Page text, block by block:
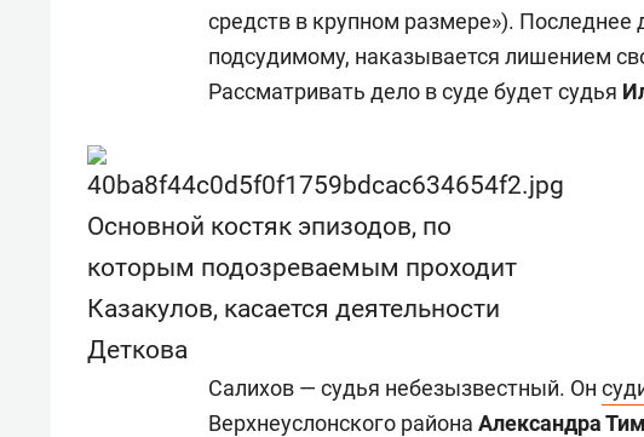
средств в крупном размере»).
подсудимому, наказывается лишением
Рассматривать дело в суде будет судья
Основной костяк эпизодов, по
которым подозреваемым проходит
Казакулов, касается деятельности
Деткова
Салихов — судья небезызвестный. Он
Верхнеуслонского района Александра